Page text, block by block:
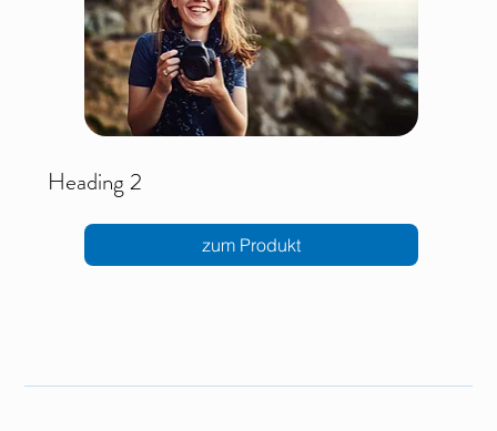
Heading 2
zum Produkt